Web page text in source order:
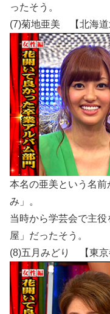
ったそう。
(7)菊地亜美 【北海道
本名の亜美という名
み」。
当時から学芸会で主
屋」だったそう。
(8)五月みどり 【東京